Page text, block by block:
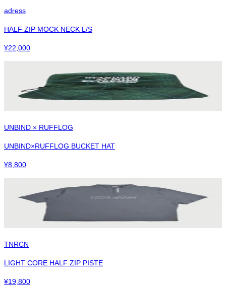
adress
HALF ZIP MOCK NECK L/S
¥22,000
UNBIND × RUFFLOG
UNBIND×RUFFLOG BUCKET HAT
¥8,800
TNRCN
LIGHT CORE HALF ZIP PISTE
¥19,800